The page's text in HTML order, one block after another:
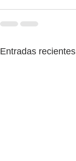
Entradas recientes